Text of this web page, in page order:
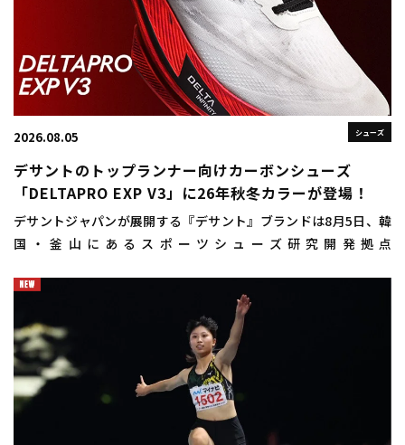
シューズ
2026.08.05
デサントのトップランナー向けカーボンシューズ
「DELTAPRO EXP V3」に26年秋冬カラーが登場！
デサントジャパンが展開する『デサント』ブランドは8月5日、韓
国・釜山にあるスポーツシューズ研究開発拠点
BUSAN（ディスクプサン）」にお […]